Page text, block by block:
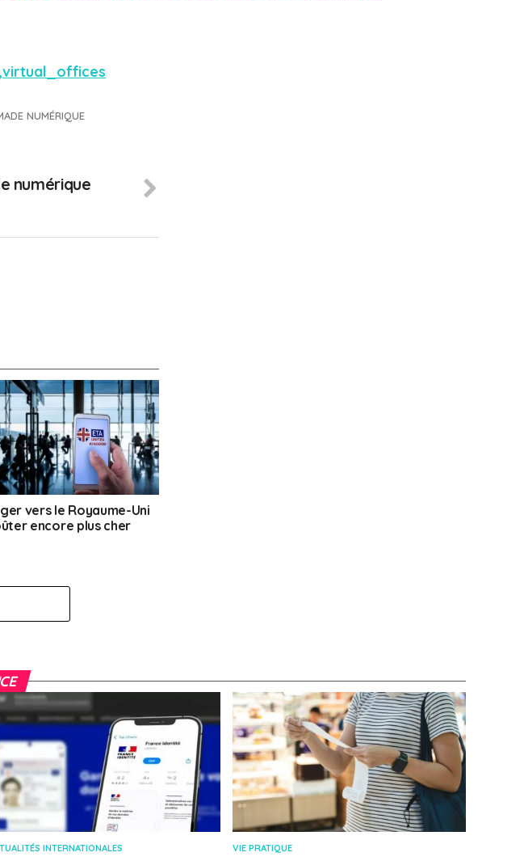
NUMÉRIQUE
numérique
vers le Royaume-Uni
encore plus cher
INTERNATIONALES VIE PRATIQUE